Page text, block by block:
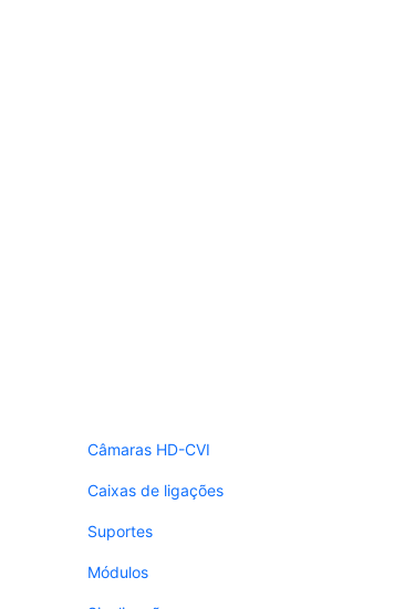
Câmaras HD-CVI
Caixas de ligações
Suportes
Módulos